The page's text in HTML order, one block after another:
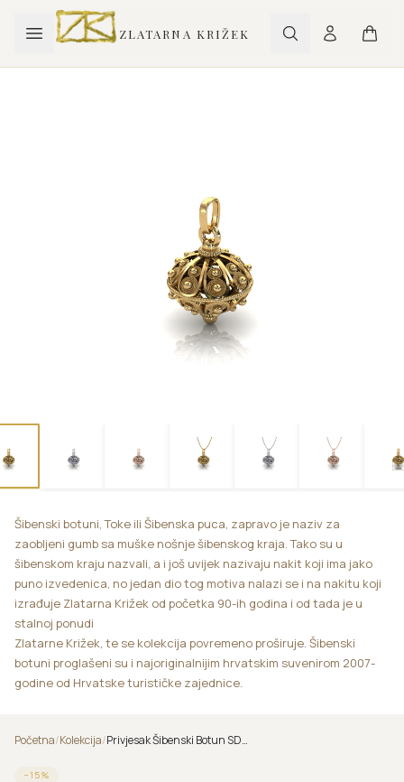
ZLATARNA KRIŽEK
Šibenski botuni, Toke ili Šibenska puca, zapravo je naziv za
zaobljeni gumb sa muške nošnje šibenskog kraja. Tako su u
šibenskom kraju nazvali, a i još uvijek nazivaju nakit koji ima jako
puno izvedenica, no jedan dio tog motiva nalazi se i na nakitu koji
izrađuje Zlatarna Križek od početka 90-ih godina i od tada je u
stalnoj ponudi
Zlatarne Križek, te se kolekcija povremeno proširuje. Šibenski
botuni proglašeni su i najoriginalnijim hrvatskim suvenirom 2007-
godine od Hrvatske turističke zajednice.
Početna/Kolekcija/ Privjesak Šibenski Botun SD6L
− 15%